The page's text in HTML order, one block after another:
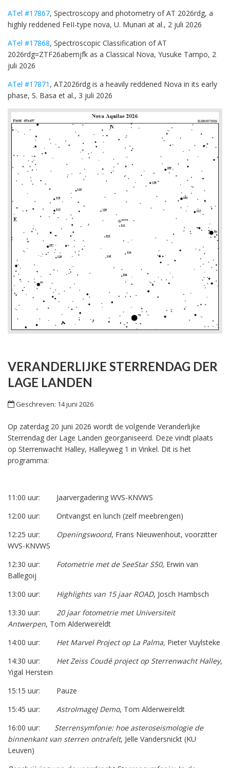
ATel #17867, Spectroscopy and photometry of AT 2026rdg, a
highly reddened FeII-type nova, U. Munari at al., 2 juli 2026
ATel #17868, Spectroscopic Classification of AT
2026rdg=ZTF26abemjfk as a Classical Nova, Yusuke Tampo, 2
juli 2026
ATel #17871 , AT2026rdg is a heavily reddened Nova in its early
phase, S. Basa et al., 3 juli 2026
VERANDERLIJKE STERRENDAG DER
LAGE LANDEN
Geschreven: 14 juni 2026
Op zaterdag 20 juni 2026 wordt de volgende Veranderlijke
Sterrendag der Lage Landen georganiseerd. Deze vindt plaats
op Sterrenwacht Halley, Halleyweg 1 in Vinkel. Dit is het
programma:
11:00 uur: Jaarvergadering WVS-KNVWS
12:00 uur: Ontvangst en lunch (zelf meebrengen)
12:25 uur:
Openingswoord, Frans Nieuwenhout, voorzitter
WVS-KNVWS
12:30 uur: Fotometrie met de SeeStar S50, Erwin van
Ballegoij
13:00 uur: Highlights van 15 jaar ROAD, Josch Hambsch
13:30 uur: 20 jaar fotometrie met Universiteit
Antwerpen, Tom Alderweireldt
14:00 uur: Het Marvel Project op La Palma, Pieter Vuylsteke
14:30 uur: HetZeiss Coudé project op Sterrenwacht Halley,
Yigal Herstein
15:15 uur: Pauze
15:45 uur: AstroImageJ Demo, Tom Alderweireldt
16:00 uur: Sterrensymfonie: hoe asteroseismologie de
binnenkant van sterren ontrafelt, Jelle Vandersnickt (KU
Leuven)